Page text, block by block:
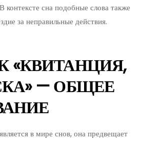
контексте сна подобные слова также
за неправильные действия.
«КВИТАНЦИЯ,
— ОБЩЕЕ
в мире снов, она предвещает